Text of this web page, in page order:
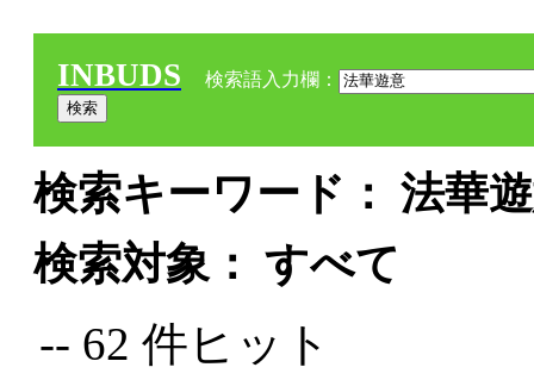
INBUDS 検索語入力欄：
検索キーワード： 法華
検索対象： すべて
-- 62 件ヒット